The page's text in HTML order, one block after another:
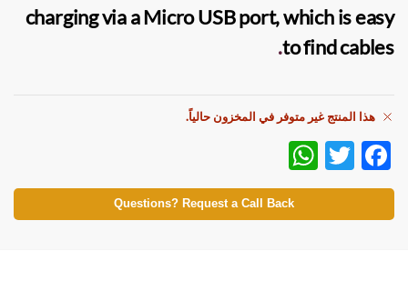
charging via a Micro USB port, which is easy
to find cables
.
هذا المنتج غير متوفر في المخزون حالياً.
F
ac
e
T
w
itt
h
at
Questions? Request a Call Back